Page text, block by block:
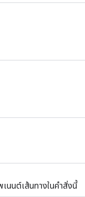
นนต์เส้นทางในคำสั่งนี้